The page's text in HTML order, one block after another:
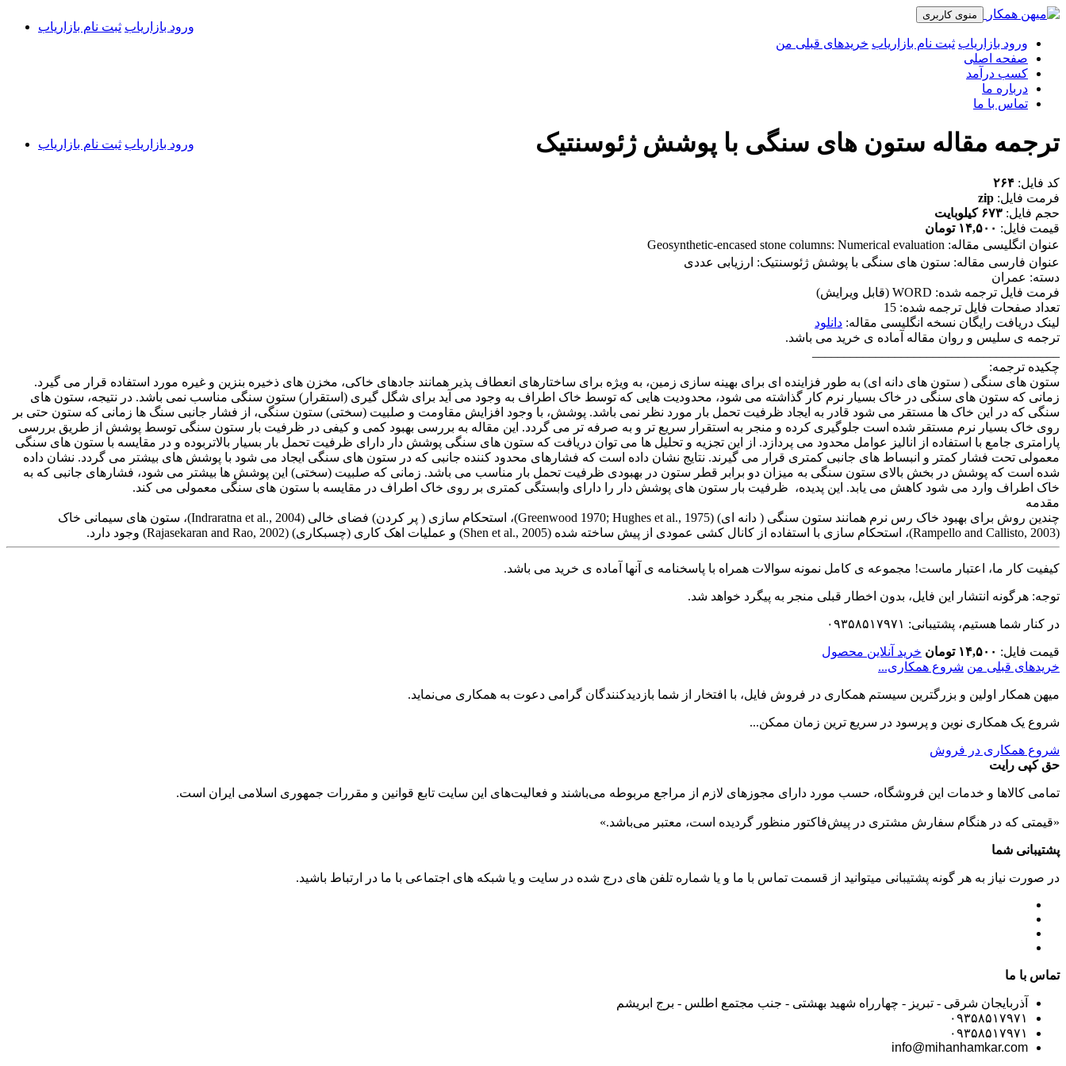
منوی کاربری
ورود بازاریاب ثبت نام بازاریاب
ورود بازاریاب ثبت نام بازاریاب خریدهای قبلی من
صفحه اصلی
کسب درآمد
درباره ما
تماس با ما
ورود بازاریاب ثبت نام بازاریاب ترجمه مقاله ستون های سنگی با پوشش ژئوسنتیک
کد فایل: ۲۶۴
فرمت فایل: zip
حجم فایل: ۶۷۳ کیلوبایت
قیمت فایل: ۱۴,۵۰۰ تومان
عنوان انگلیسی مقاله: Geosynthetic-encased stone columns: Numerical evaluation
عنوان فارسی مقاله: ستون های سنگی با پوشش ژئوسنتیک: ارزیابی عددی
دسته: عمران
فرمت فایل ترجمه شده: WORD (قابل ویرایش)
تعداد صفحات فایل ترجمه شده: 15
لینک دریافت رایگان نسخه انگلیسی مقاله: دانلود
ترجمه ی سلیس و روان مقاله آماده ی خرید می باشد.
چکیده ترجمه:
ستون های سنگی ( ستون های دانه ای) به طور فزاینده ای برای بهینه سازی زمین، به ویژه برای ساختارهای انعطاف پذیر همانند جادهای خاکی، مخزن های ذخیره بنزین و غیره مورد استفاده قرار می گیرد.
زمانی که ستون های سنگی در خاک بسیار نرم کار گذاشته می شود، محدودیت هایی که توسط خاک اطراف به وجود می آید برای شگل گیری (استقرار) ستون سنگی مناسب نمی باشد. در نتیجه، ستون های
سنگی که در این خاک ها مستقر می شود قادر به ایجاد ظرفیت تحمل بار مورد نظر نمی باشد. پوشش، با وجود افزایش مقاومت و صلبیت (سختی) ستون سنگی، از فشار جانبی سنگ ها زمانی که ستون حتی بر
روی خاک بسیار نرم مستقر شده است جلوگیری کرده و منجر به استقرار سریع تر و به صرفه تر می گردد. این مقاله به بررسی بهبود کمی و کیفی در ظرفیت بار ستون سنگی توسط پوشش از طریق بررسی
پارامتری جامع با استفاده از انالیز عوامل محدود می پردازد. از این تجزیه و تحلیل ها می توان دریافت که ستون های سنگی پوشش دار دارای ظرفیت تحمل بار بسیار بالاتربوده و در مقایسه با ستون های سنگی
معمولی تحت فشار کمتر و انبساط های جانبی کمتری قرار می گیرند. نتایج نشان داده است که فشارهای محدود کننده جانبی که در ستون های سنگی ایجاد می شود با پوشش های بیشتر می گردد. نشان داده
شده است که پوشش در بخش بالای ستون سنگی به میزان دو برابر قطر ستون در بهبودی ظرفیت تحمل بار مناسب می باشد. زمانی که صلبیت (سختی) این پوشش ها بیشتر می شود، فشارهای جانبی که به
خاک اطراف وارد می شود کاهش می یابد. این پدیده، ظرفیت بار ستون های پوشش دار را دارای وابستگی کمتری بر روی خاک اطراف در مقایسه با ستون های سنگی معمولی می کند.
مقدمه
چندین روش برای بهبود خاک رس نرم همانند ستون سنگی ( دانه ای) (Greenwood 1970; Hughes et al., 1975)، استحکام سازی ( پر کردن) فضای خالی (Indraratna et al., 2004)، ستون های سیمانی خاک
(Rampello and Callisto, 2003)، استحکام سازی با استفاده از کانال کشی عمودی از پیش ساخته شده (Shen et al., 2005) و عملیات اهک کاری (چسبکاری) (Rajasekaran and Rao, 2002) وجود دارد.
کیفیت کار ما، اعتبار ماست! مجموعه ی کامل نمونه سوالات همراه با پاسخنامه ی آنها آماده ی خرید می باشد.
توجه: هرگونه انتشار این فایل، بدون اخطار قبلی منجر به پیگرد خواهد شد.
در کنار شما هستیم، پشتیبانی: ۰۹۳۵۸۵۱۷۹۷۱
قیمت فایل: ۱۴,۵۰۰ تومان
خرید آنلاین محصول
خریدهای قبلی من شروع همکاری...
میهن همکار اولین و بزرگترین سیستم همکاری در فروش فایل، با افتخار از شما بازدیدکنندگان گرامی دعوت به همکاری می‌نماید.
شروع یک همکاری نوین و پرسود در سریع ترین زمان ممکن...
شروع همکاری در فروش
حق کپی رایت
تمامی كالاها و خدمات اين فروشگاه، حسب مورد دارای مجوزهای لازم از مراجع مربوطه می‌باشند و فعاليت‌های اين سايت تابع قوانين و مقررات جمهوری اسلامی ايران است.
«قیمتی که در هنگام سفارش مشتری در پیش‌­فاکتور منظور گرديده است، معتبر می‌باشد.»
پشتیبانی شما
در صورت نیاز به هر گونه پشتیبانی میتوانید از قسمت تماس با ما و یا شماره تلفن های درج شده در سایت و یا شبکه های اجتماعی با ما در ارتباط باشید.
تماس با ما
آذربایجان شرقی - تبریز - چهارراه شهید بهشتی - جنب مجتمع اطلس - برج ابریشم
۰۹۳۵۸۵۱۷۹۷۱
۰۹۳۵۸۵۱۷۹۷۱
info@mihanhamkar.com